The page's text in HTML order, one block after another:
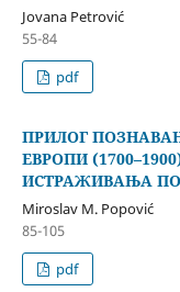
Jovana Petrović
55-84
pdf
ПРИЛОГ
ЕВРОПИ
ИСТРАЖИВАЊА
Miroslav M. Popović
85-105
pdf